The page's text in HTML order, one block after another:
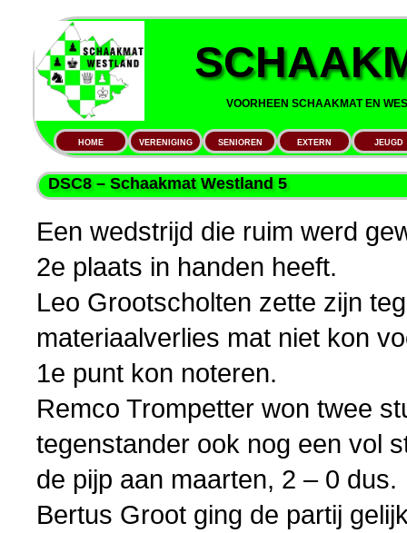
VOORHEEN SCHAAKMAT EN
HOME VERENIGING SENIOREN EXTERN JEUGD
DSC8 – Schaakmat Westland 5
Een wedstrijd die ruim werd
2e plaats in handen heeft.
Leo Grootscholten zette zijn
materiaalverlies mat niet kon
1e punt kon noteren.
Remco Trompetter won twee
tegenstander ook nog een vol
de pijp aan maarten, 2 – 0 dus.
Bertus Groot ging de partij